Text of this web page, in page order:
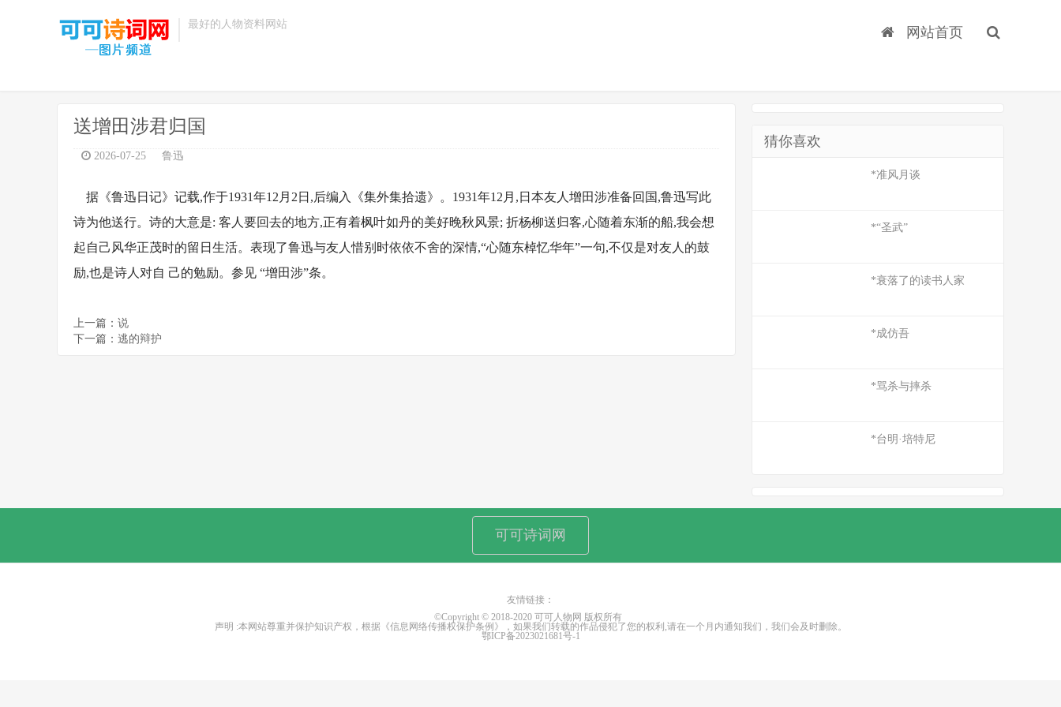
最好的人物资料网站
网站首页
送增田涉君归国
2026-07-25 鲁迅
据《鲁迅日记》记载,作于1931年12月2日,后编入《集外集拾遗》。1931年12月,日本友人增田涉准备回国,鲁迅写此
诗为他送行。诗的大意是: 客人要回去的地方,正有着枫叶如丹的美好晚秋风景; 折杨柳送归客,心随着东渐的船,我会想
起自己风华正茂时的留日生活。表现了鲁迅与友人惜别时依依不舍的深情,“心随东棹忆华年”一句,不仅是对友人的鼓
励,也是诗人对自 己的勉励。参见 “增田涉”条。
上一篇： 说
下一篇： 逃的辩护
猜你喜欢
*准风月谈
*“圣武”
*衰落了的读书人家
*成仿吾
*骂杀与摔杀
*台明·培特尼
可可诗词网
友情链接：
©Copyright © 2018-2020 可可人物网 版权所有
声明 :本网站尊重并保护知识产权，根据《信息网络传播权保护条例》，如果我们转载的作品侵犯了您的权利,请在一个月内通知我们，我们会及时删除。
鄂ICP备2023021681号-1